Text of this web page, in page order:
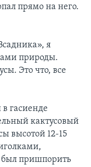
прямо на него.
я
природы.
Это что, все
гасиенде
кактусовый
высотой 12-15
пришпорить